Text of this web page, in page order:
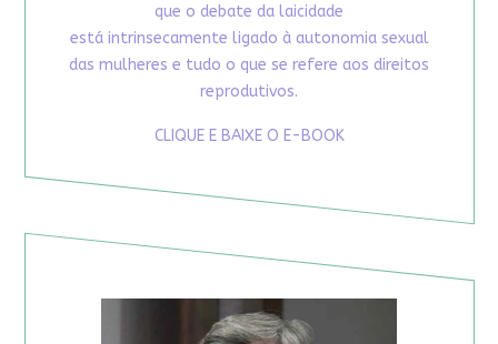
que o debate da laicidade
está intrinsecamente ligado à autonomia sexual
das mulheres e tudo o que se refere aos direitos
reprodutivos.
CLIQUE E BAIXE O E-BOOK